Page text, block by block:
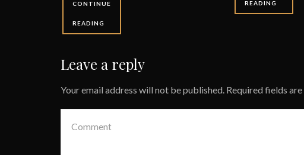
CONTINUE
READING
READING
Leave a reply
Your email address will not be published. Required fields